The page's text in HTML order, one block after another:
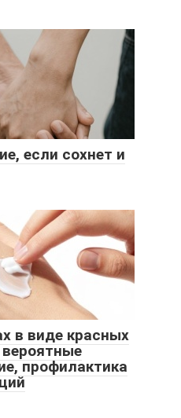
если сохнет и
в виде красных
профилактика